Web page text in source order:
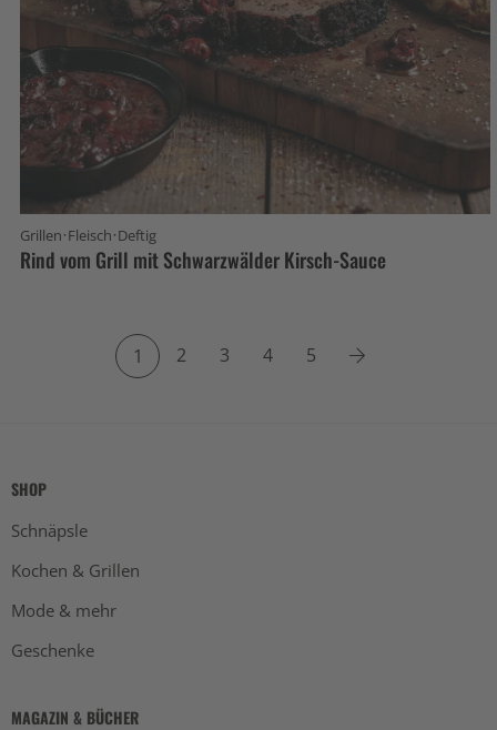
Grillen·Fleisch·Deftig
Rind vom Grill mit Schwarzwälder Kirsch-Sauce
1 2 3 4 5
SHOP
Schnäpsle
Kochen & Grillen
Mode & mehr
Geschenke
MAGAZIN & BÜCHER